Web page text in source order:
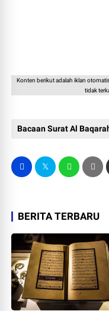
Konten berikut adalah iklan
tidak
Bacaan Surat Al
BERITA TERBARU